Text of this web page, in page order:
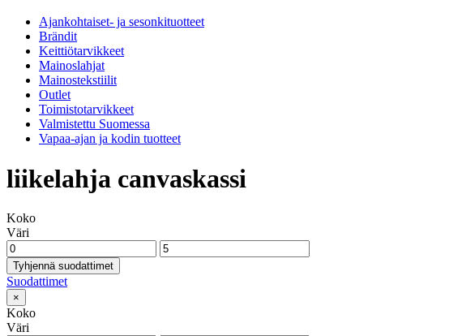
Ajankohtaiset- ja sesonkituotteet
Brändit
Keittiötarvikkeet
Mainoslahjat
Mainostekstiilit
Outlet
Toimistotarvikkeet
Valmistettu Suomessa
Vapaa-ajan ja kodin tuotteet
liikelahja canvaskassi
Koko
Väri
Tyhjennä suodattimet
Suodattimet
×
Koko
Väri